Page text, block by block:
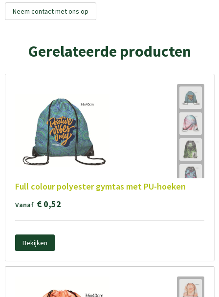
Neem contact met ons op
Gerelateerde producten
Full colour polyester gymtas met PU-hoeken
Vanaf € 0,52
Bekijken